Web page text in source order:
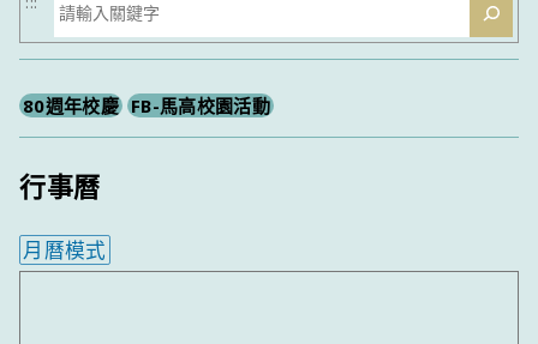
尋
80週年校慶 FB-馬高校園活動
行事曆
月曆模式